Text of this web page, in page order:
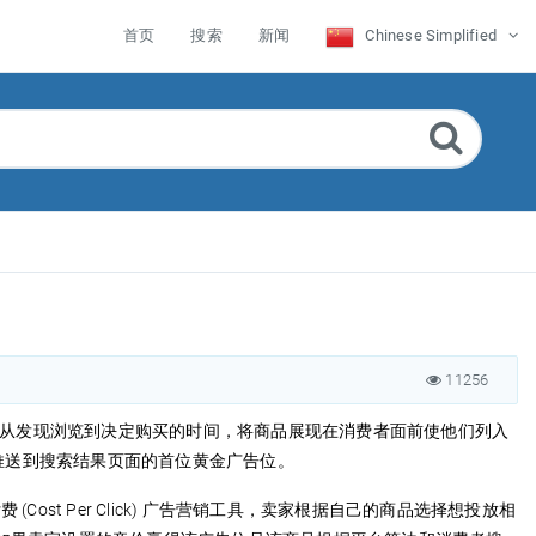
首页 搜索 新闻 Chinese Simplified
11256
发现浏览到决定购买的时间，将商品展现在消费者面前使他们列入
到搜索结果页面的首位黄金广告位。
(Cost Per Click) 广告营销工具，卖家根据自己的商品选择想投放相